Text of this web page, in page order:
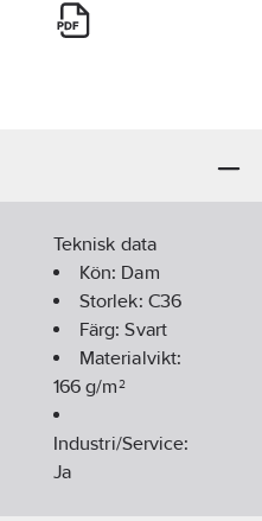
Teknisk data
Kön: Dam
Storlek: C36
Färg:Svart
Materialvikt:
166 g/m²
Industri/Service:
Ja